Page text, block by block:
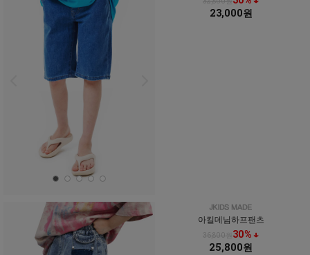
23,000원
아킬데님하프팬츠
36,800원30% ↓
25,800원